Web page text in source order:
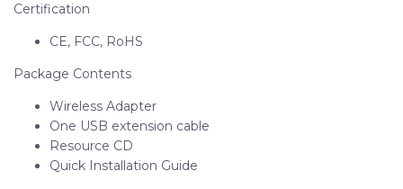
Certification
CE, FCC, RoHS
Package Contents
Wireless Adapter
One USB extension cable
Resource CD
Quick Installation Guide